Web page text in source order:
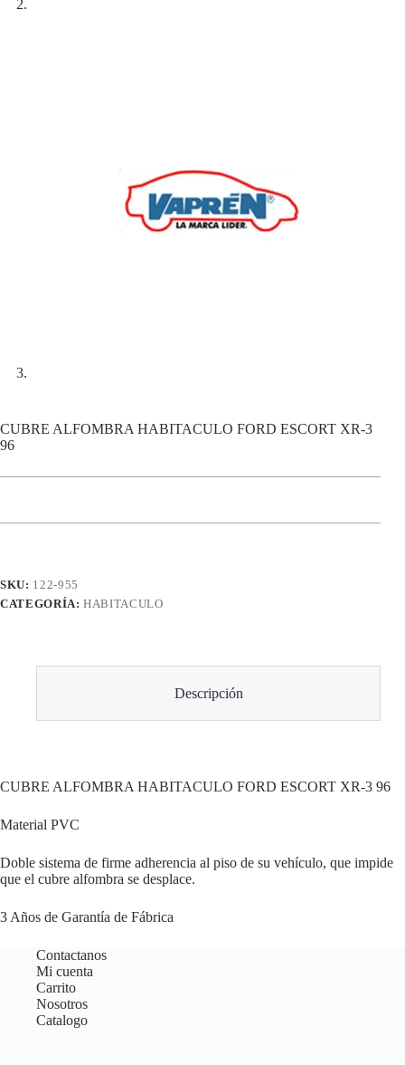
CUBRE ALFOMBRA HABITACULO FORD ESCORT XR-3
96
SKU: 122-955
CATEGORÍA:HABITACULO
Descripción
CUBRE ALFOMBRA HABITACULO FORD ESCORT XR-3 96
Material PVC
Doble sistema de firme adherencia al piso de su vehículo, que impide
que el cubre alfombra se desplace.
3 Años de Garantía de Fábrica
Contactanos
Mi cuenta
Carrito
Nosotros
Catalogo